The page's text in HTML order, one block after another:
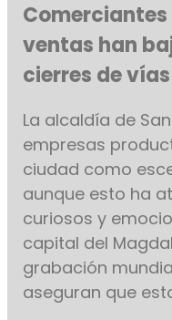
ventas han
cierres de
La alcaldía de
empresas
ciudad como
aunque esto ha
curiosos y
capital del
grabación
aseguran que